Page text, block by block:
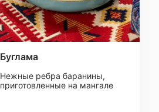
Буглама
Нежные ребра баранины,
приготовленные на мангале